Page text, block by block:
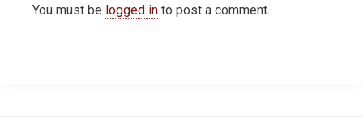
You must be logged in to post a comment.